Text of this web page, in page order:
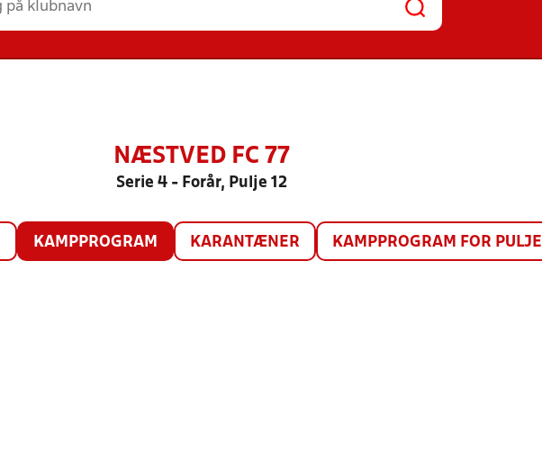
NÆSTVED FC 77
Serie 4 - Forår, Pulje 12
KAMPPROGRAM KARANTÆNER KAMPPROGRAM FOR PULJE